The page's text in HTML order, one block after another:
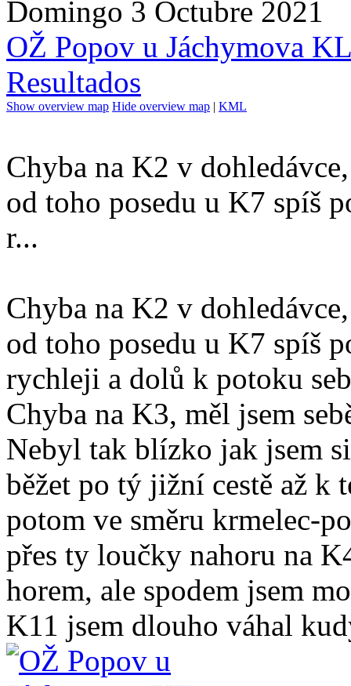
Domingo 3 Octubre 2021
OŽ Popov u Jáchymova
Resultados
Show overview map Hide overview map | KML
Chyba na K2 v
od toho posedu u K7 spíš
r...
Chyba na K2 v
od toho posedu u K7 spíš
rychleji a dolů k potoku
Chyba na K3, měl jsem
Nebyl tak blízko jak jsem
běžet po tý jižní cestě až k
potom ve směru krmelec-
přes ty loučky nahoru na
horem, ale spodem jsem
K11 jsem dlouho váhal